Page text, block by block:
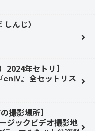
んじ）
2024年セトリ】
enⅣ』全セットリス
撮影場所】
ジックビデオ撮影地